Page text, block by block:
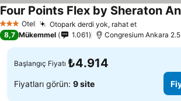
3 YıldızOtel Otopark derdi yok, rahat et
8,7 Mükemmel 1.061 Congresium Ankara
Başlangıç Fiyatı ₺4.914
Fiyatları görün: 9 site